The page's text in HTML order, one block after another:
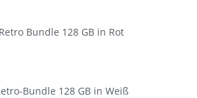
Bundle 128 GB in Rot
Bundle 128 GB in Weiß